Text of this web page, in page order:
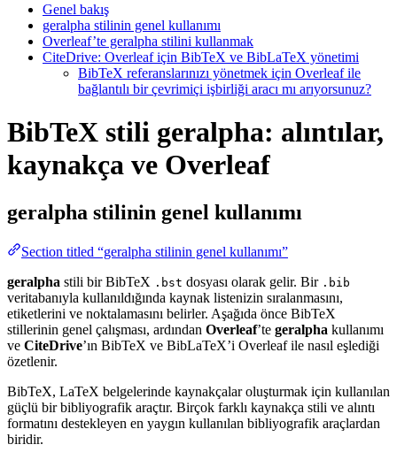
Genel bakış
geralpha stilinin genel kullanımı
Overleaf’te geralpha stilini kullanmak
CiteDrive: Overleaf için BibTeX ve BibLaTeX yönetimi
BibTeX referanslarınızı yönetmek için Overleaf ile
bağlantılı bir çevrimiçi işbirliği aracı mı arıyorsunuz?
BibTeX stili geralpha: alıntılar,
kaynakça ve Overleaf
geralpha stilinin genel kullanımı
Section titled “geralpha stilinin genel kullanımı”
geralpha stili bir BibTeX .bst dosyası olarak gelir. Bir .bib
veritabanıyla kullanıldığında kaynak listenizin sıralanmasını,
etiketlerini ve noktalamasını belirler. Aşağıda önce BibTeX
stillerinin genel çalışması, ardından Overleaf’te geralpha kullanımı
ve CiteDrive’ın BibTeX ve BibLaTeX’i Overleaf ile nasıl eşlediği
özetlenir.
BibTeX, LaTeX belgelerinde kaynakçalar oluşturmak için kullanılan
güçlü bir bibliyografik araçtır. Birçok farklı kaynakça stili ve alıntı
formatını destekleyen en yaygın kullanılan bibliyografik araçlardan
biridir.